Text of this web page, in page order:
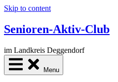
Skip to content
Senioren-Aktiv-Club
im Landkreis Deggendorf
Menu